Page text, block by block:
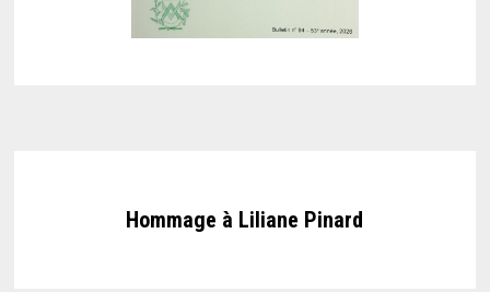
Hommage à Liliane Pinard